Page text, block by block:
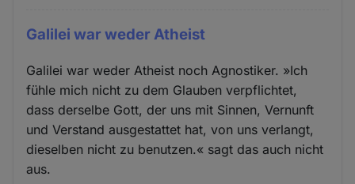
Galilei war weder Atheist
Galilei war weder Atheist noch Agnostiker. »Ich
fühle mich nicht zu dem Glauben verpflichtet,
dass derselbe Gott, der uns mit Sinnen, Vernunft
und Verstand ausgestattet hat, von uns verlangt,
dieselben nicht zu benutzen.« sagt das auch nicht
aus.